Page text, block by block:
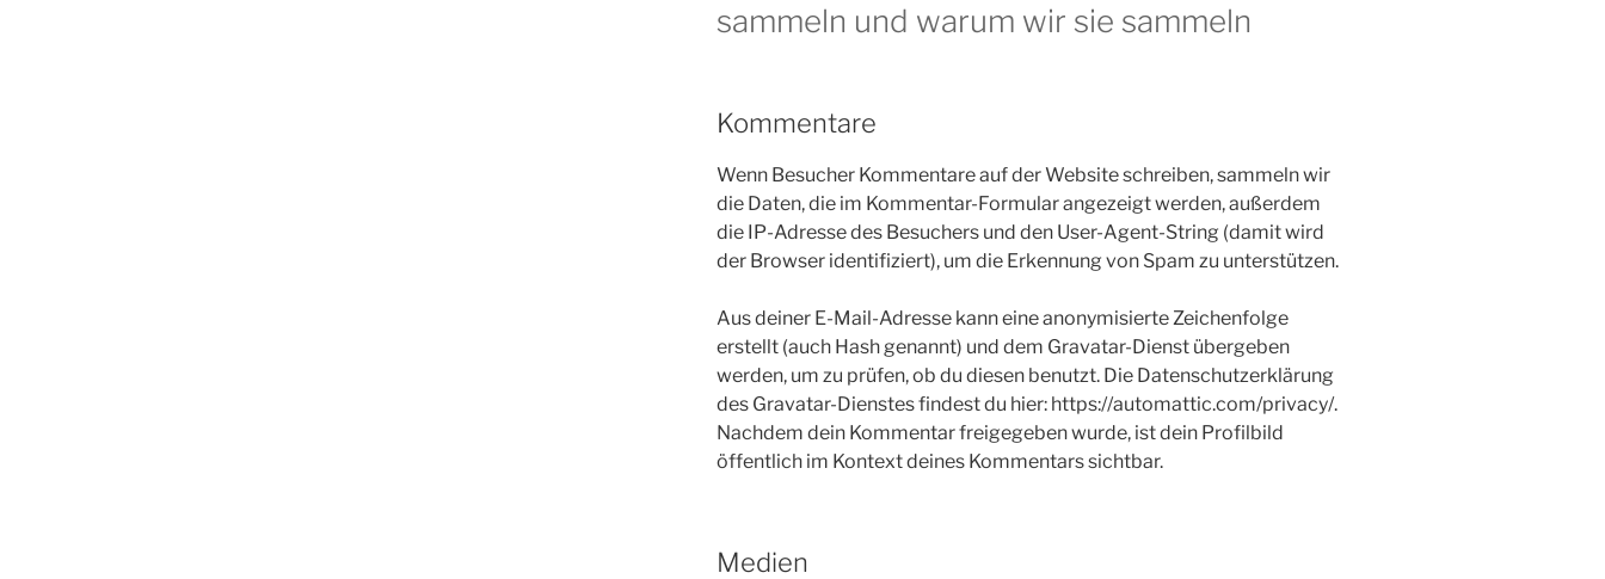
sammeln und warum wir sie sammeln
Kommentare
Wenn Besucher Kommentare auf der Website schreiben, sammeln wir
die Daten, die im Kommentar-Formular angezeigt werden, außerdem
die IP-Adresse des Besuchers und den User-Agent-String (damit wird
der Browser identifiziert), um die Erkennung von Spam zu unterstützen.
Aus deiner E-Mail-Adresse kann eine anonymisierte Zeichenfolge
erstellt (auch Hash genannt) und dem Gravatar-Dienst übergeben
werden, um zu prüfen, ob du diesen benutzt. Die Datenschutzerklärung
des Gravatar-Dienstes findest du hier: https://automattic.com/privacy/.
Nachdem dein Kommentar freigegeben wurde, ist dein Profilbild
öffentlich im Kontext deines Kommentars sichtbar.
Medien